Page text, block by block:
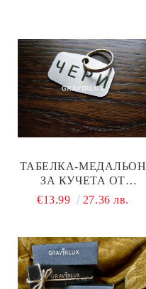
ТАБЕЛКА-МЕДАЛЬОН
ЗА КУЧЕТА ОТ
НЕРЪЖДАЕМА
€13.99 27.36 лв.